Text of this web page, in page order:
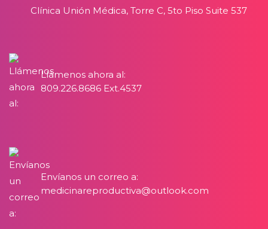
Clínica Unión Médica, Torre C, 5to Piso Suite 537
Llámenos ahora al:
809.226.8686 Ext.4537
Envíanos un correo a:
medicinareproductiva@outlook.com